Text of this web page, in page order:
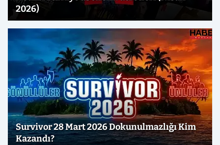
2026)
Survivor 28 Mart 2026 Dokunulmazlığı Kim
Kazandı?